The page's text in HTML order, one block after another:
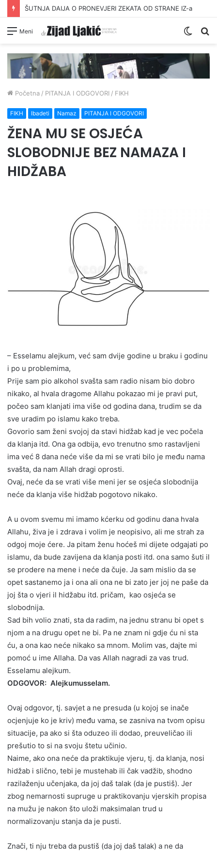
ŠUTNJA DAIJA O PRONEVJERI ZEKATA OD STRANE IZ-a
Meni
Switch
Početna / PITANJA I ODGOVORI / FIKH
FIKH Ibadeti Namaz PITANJA I ODGOVORI
ŽENA MU SE OSJEĆA
SLOBODNIJE BEZ NAMAZA I
HIDŽABA
– Esselamu alejkum, već sam dvije godine u braku i godinu
i po u problemima,
Prije sam pio alkohol svašta sam radio nisam bio dobro
nikako, al hvala dragome Allahu pokazao mi je pravi put,
počeo sam klanjati ima više od godina dana, trudim se da
sve uradim po islamu kako treba.
Govorio sam ženi svojoj da stavi hidžab kad je vec počela
da klanja itd. Ona ga odbija, evo trenutno smo rastavljeni
ima već 8 dana neće više da mi se vrati bilo je među nama
svašta, da nam Allah dragi oprosti.
Ovaj, neće da se vrati više meni jer se osjeća slobodnija
neće da klanja više hidžab pogotovo nikako.
A u ovom svemu mi imamo kćerku od godinu dana hvala
Allahu, živa je i zdrava i volim je neopisivo, ali me strah za
odgoj moje ćere. Ja pitam ženu hoćeš mi dijete odgajati po
islamu, da bude zavijena da klanja posti itd. ona samo šuti il
se prodere na mene i neće da čuje. Ja sam mislio da se
opet sastanemo ja i ona ali ona ne bi zato jer joj ne paše da
joj šta o vjeri il hidžabu itd. pričam, kao osjeća se
slobodnija.
Sad bih volio znati, sta da radim, na jednu stranu bi opet s
njom a na drugu opet ne bi. Pa ne znam ni gdje ću ni sta
ću, a ona kao neće nikako sa mnom. Molim vas, dajte mi
pomoć u ime Allaha. Da vas Allah nagradi za vas trud.
Esselamu alejkum.
ODGOVOR: Alejkumusselam.
Ovaj odgovor, tj. savjet a ne presuda (u kojoj se inače
ocjenjuje ko je kriv) među vama, se zasniva na tvom opisu
situacije, pa ako si šta oduzeo ili dodao, preuveličao ili
prešutio to si na svoju štetu učinio.
Naime, ako ona neće da praktikuje vjeru, tj. da klanja, nosi
hidžab i slično, tebi je mustehab ili čak vadžib, shodno
razilaženju učenjaka, da joj daš talak (da je pustiš). Jer
zbog nemarnosti supruge u praktikovanju vjerskih propisa
na mužu je nakon što uloži maksimalan trud u
normalizovanju stanja da je pusti.
Znači, ti nju treba da pustiš (da joj daš talak) a ne da